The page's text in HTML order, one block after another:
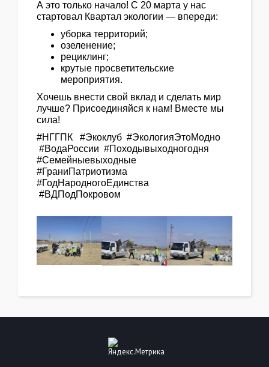
А это только начало! С 20 марта у нас
стартовал Квартал экологии — впереди:
уборка территорий;
озеленение;
рециклинг;
крутые просветительские
мероприятия.
Хочешь внести свой вклад и сделать мир
лучше? Присоединяйся к нам! Вместе мы
сила!
#НГГПК #Экоклуб #ЭкологияЭтоМодно
#ВодаРоссии #Походывыходногодня
#Семейныевыходные
#ГраниПатриотизма
#ГодНародногоЕдинства
#ВДПодПокровом